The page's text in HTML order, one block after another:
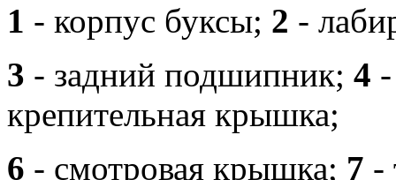
1 - корпус буксы; 2 -
3 - задний подшипник; 4
крепительная крышка;
6 - смотровая крышка; 7 -